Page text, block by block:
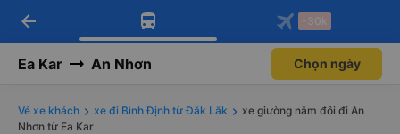
Tải app Vexere ngay!
Nhận ưu đãi thành viên độc
Mở app
Tải app Vexere
-30k/ghế khi đặt vé máy bay qua
Mở app
arrow_back -30k
Ea Kar An Nhơn Chọn ngày
Vé xe khách xe đi Bình Định từ Đắk Lắk
xe giường nằm đôi đi An
Nhơn từ Ea Kar